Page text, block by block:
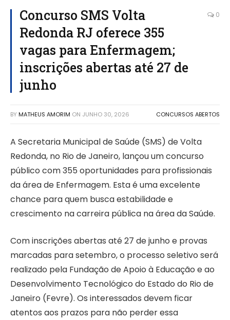
Concurso SMS Volta
Redonda RJ oferece 355
vagas para Enfermagem;
inscrições abertas até 27 de
junho
0
BY MATHEUS AMORIM ON JUNHO 30, 2026 CONCURSOS ABERTOS
A Secretaria Municipal de Saúde (SMS) de Volta
Redonda, no Rio de Janeiro, lançou um concurso
público com 355 oportunidades para profissionais
da área de Enfermagem. Esta é uma excelente
chance para quem busca estabilidade e
crescimento na carreira pública na área da Saúde.
Com inscrições abertas até 27 de junho e provas
marcadas para setembro, o processo seletivo será
realizado pela Fundação de Apoio à Educação e ao
Desenvolvimento Tecnológico do Estado do Rio de
Janeiro (Fevre). Os interessados devem ficar
atentos aos prazos para não perder essa